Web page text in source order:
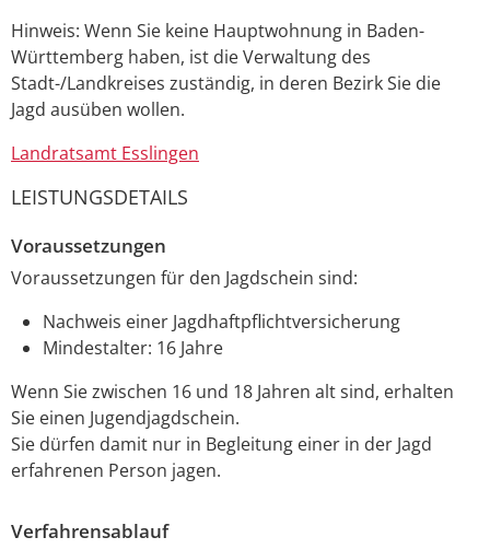
Hinweis: Wenn Sie keine Hauptwohnung in Baden-
Württemberg haben, ist die Verwaltung des
Stadt-/Landkreises zuständig, in deren Bezirk Sie die
Jagd ausüben wollen.
Landratsamt Esslingen
LEISTUNGSDETAILS
Voraussetzungen
Voraussetzungen für den Jagdschein sind:
Nachweis einer Jagdhaftpflichtversicherung
Mindestalter: 16 Jahre
Wenn Sie zwischen 16 und 18 Jahren alt sind, erhalten
Sie einen Jugendjagdschein.
Sie dürfen damit nur in Begleitung einer in der Jagd
erfahrenen Person jagen.
Verfahrensablauf